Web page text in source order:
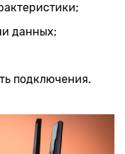
данных;
подключения.